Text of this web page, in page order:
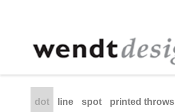
dot line spot printed throws